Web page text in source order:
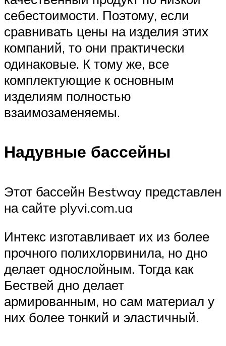
себестоимости. Поэтому, если
сравнивать цены на изделия этих
компаний, то они практически
одинаковые. К тому же, все
комплектующие к основным
изделиям полностью
взаимозаменяемы.
Надувные бассейны
Этот бассейн Bestway представлен
на сайте plyvi.com.ua
Интекс изготавливает их из более
прочного полихлорвинила, но дно
делает однослойным. Тогда как
Бествей дно делает
армированным, но сам материал у
них более тонкий и эластичный.